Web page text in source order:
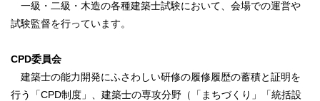
一級・二級・木造の各種建築士試験において、会場での運営や
試験監督を行っています。
CPD委員会
建築士の能力開発にふさわしい研修の履修履歴の蓄積と証明を
行う「CPD制度」、建築士の専攻分野（「まちづくり」「統括設